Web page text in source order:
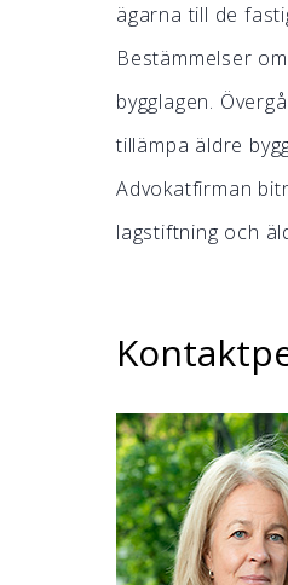
ägarna till de
Bestämmelser
bygglagen.
tillämpa äldre
Advokatfirman
lagstiftning och